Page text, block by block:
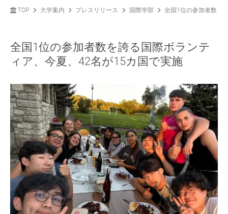
TOP 大学案内 プレスリリース 国際学部 全国1位の参加者数を
全国1位の参加者数を誇る国際ボランテ
ィア、今夏、42名が15カ国で実施